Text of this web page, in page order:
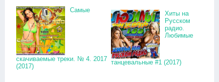
Самые
скачиваемые треки. № 4. 2017
(2017)
Хиты на
Русском
радио.
Любимые
танцевальные #1 (2017)